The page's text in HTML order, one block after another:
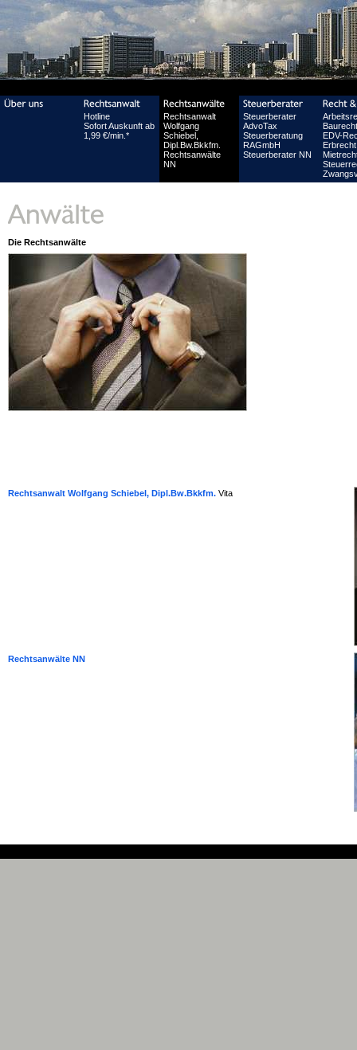
Hotline
Sofort Auskunft ab
1,99 €/min.*
Rechtsanwalt
Wolfgang
Schiebel,
Dipl.Bw.Bkkfm.
Rechtsanwälte
NN
Steuerberater
AdvoTax
Steuerberatung
RAGmbH
Steuerberater NN
Baurecht
EDV-
Erbrecht
Die Rechtsanwälte
Rechtsanwalt Wolfgang Schiebel, Dipl.Bw.Bkkfm. Vita
Rechtsanwälte NN